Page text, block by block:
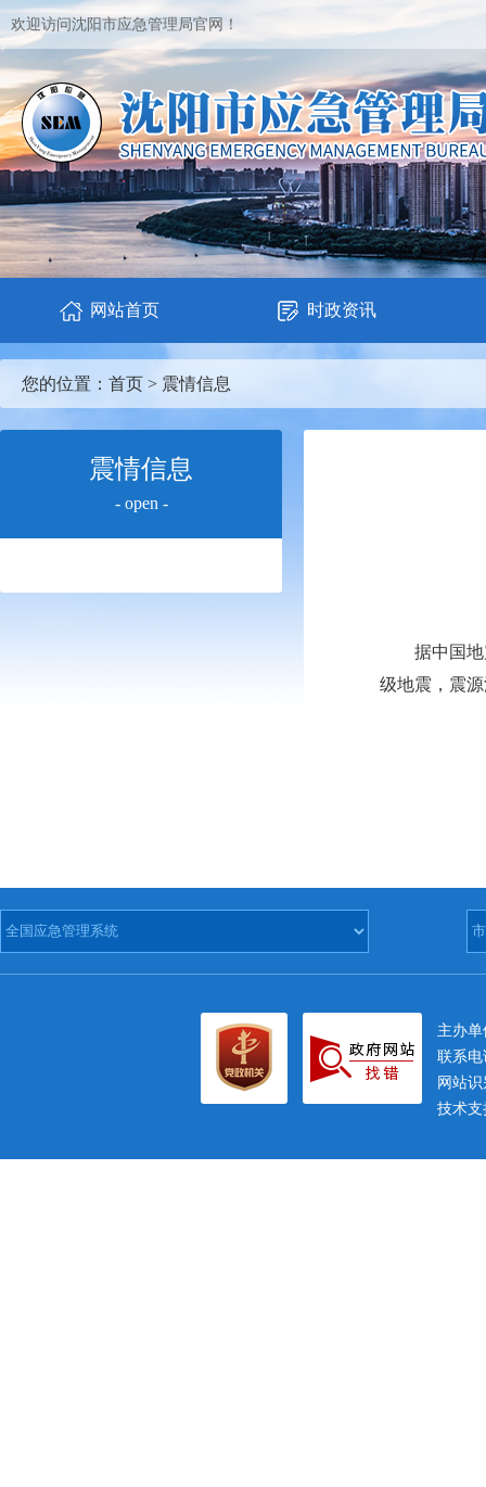
欢迎访问沈阳市应急管理局官网！
网站首页 时政资讯
您的位置： 首页 > 震情信息
震情信息
- open -
据中国地震
级地震，震
主办
联系电
网站
技术